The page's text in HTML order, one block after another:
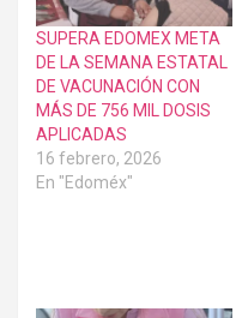
SUPERA EDOMEX META
DE LA SEMANA ESTATAL
DE VACUNACIÓN CON
MÁS DE 756 MIL DOSIS
APLICADAS
16 febrero, 2026
En "Edoméx"